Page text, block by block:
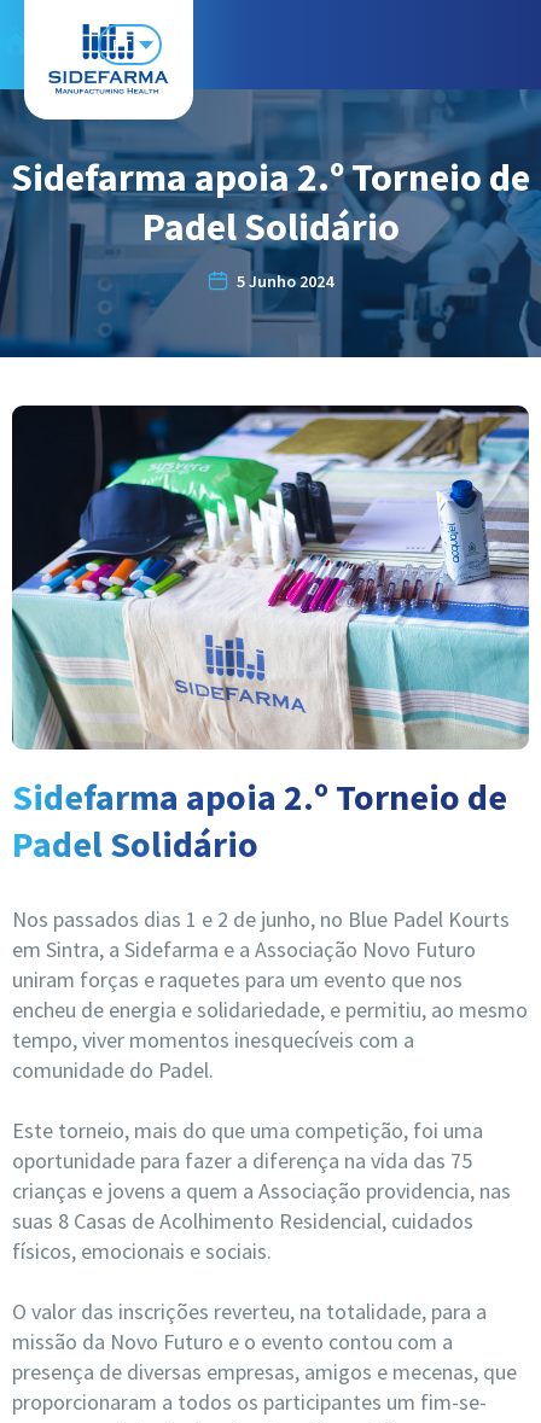
PT
Sidefarma apoia 2.º Torneio de
Padel Solidário
5 Junho 2024
Sidefarma apoia 2.º Torneio de
Padel Solidário
Nos passados dias 1 e 2 de junho, no Blue Padel Kourts
em Sintra, a Sidefarma e a Associação Novo Futuro
uniram forças e raquetes para um evento que nos
encheu de energia e solidariedade, e permitiu, ao mesmo
tempo, viver momentos inesquecíveis com a
comunidade do Padel.
Este torneio, mais do que uma competição, foi uma
oportunidade para fazer a diferença na vida das 75
crianças e jovens a quem a Associação providencia, nas
suas 8 Casas de Acolhimento Residencial, cuidados
físicos, emocionais e sociais.
O valor das inscrições reverteu, na totalidade, para a
missão da Novo Futuro e o evento contou com a
presença de diversas empresas, amigos e mecenas, que
proporcionaram a todos os participantes um fim-se-